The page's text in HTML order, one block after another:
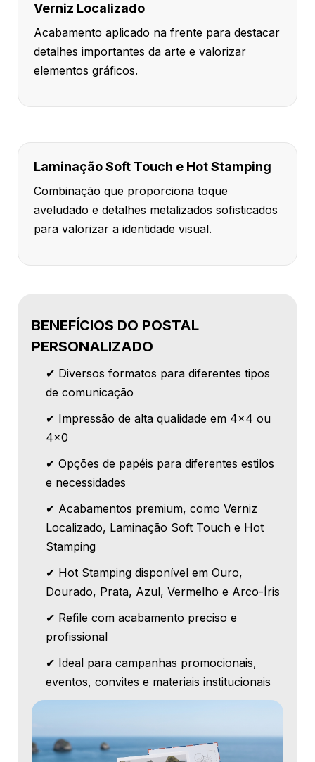
Verniz Localizado
Acabamento aplicado na frente para destacar
detalhes importantes da arte e valorizar
elementos gráficos.
Laminação Soft Touch e Hot Stamping
Combinação que proporciona toque
aveludado e detalhes metalizados sofisticados
para valorizar a identidade visual.
BENEFÍCIOS DO POSTAL
PERSONALIZADO
✔ Diversos formatos para diferentes tipos
de comunicação
✔ Impressão de alta qualidade em 4x4 ou
4x0
✔ Opções de papéis para diferentes estilos
e necessidades
✔ Acabamentos premium, como Verniz
Localizado, Laminação Soft Touch e Hot
Stamping
✔ Hot Stamping disponível em Ouro,
Dourado, Prata, Azul, Vermelho e Arco-Íris
✔ Refile com acabamento preciso e
profissional
✔ Ideal para campanhas promocionais,
eventos, convites e materiais institucionais